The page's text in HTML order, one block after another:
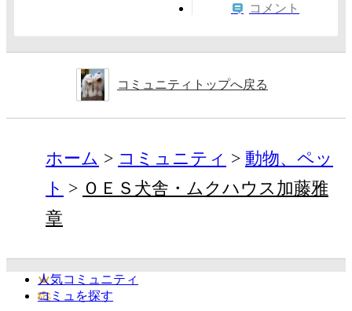
コメント
コミュニティトップへ戻る
ホーム コミュニティ
動物、ペッ
ト
ＯＥＳ犬舎・ムクハウス加藤雅
章
人気コミュニティ
コミュを探す